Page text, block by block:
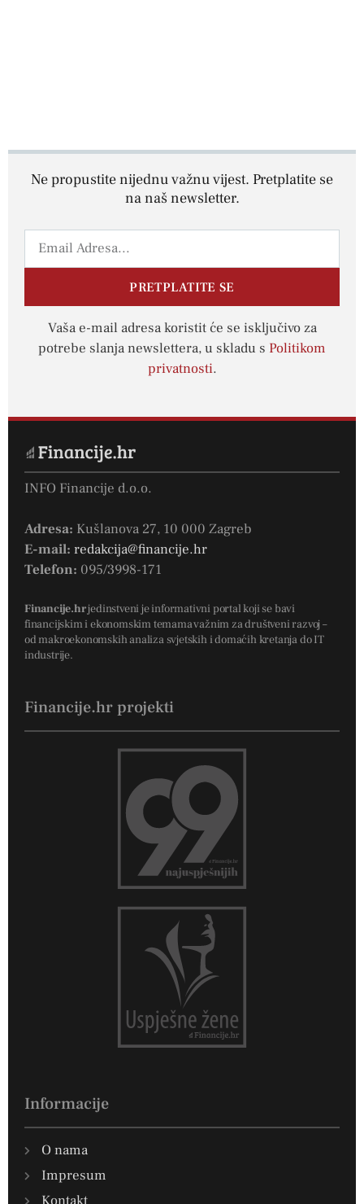
Ne propustite nijednu važnu vijest. Pretplatite se
na naš newsletter.
PRETPLATITE SE
Vaša e-mail adresa koristit će se isključivo za
potrebe slanja newslettera, u skladu s Politikom
privatnosti.
INFO Financije d.o.o.
Adresa: Kušlanova 27, 10 000 Zagreb
E-mail: redakcija@financije.hr
Telefon: 095/3998-171
Financije.hrjedinstveni je informativni portal koji se bavi
financijskim i ekonomskim temama važnim za društveni razvoj –
od makroekonomskih analiza svjetskih i domaćih kretanja do IT
industrije.
Financije.hr projekti
Informacije
O nama
Impresum